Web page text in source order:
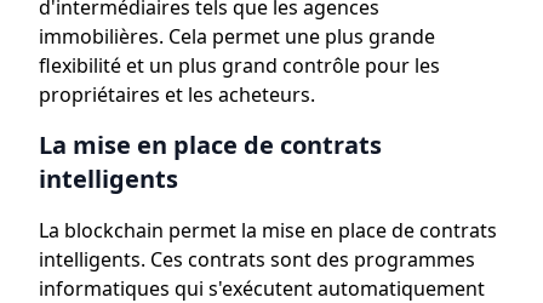
d'intermédiaires tels que les agences
immobilières. Cela permet une plus grande
flexibilité et un plus grand contrôle pour les
propriétaires et les acheteurs.
La mise en place de contrats
intelligents
La blockchain permet la mise en place de contrats
intelligents. Ces contrats sont des programmes
informatiques qui s'exécutent automatiquement